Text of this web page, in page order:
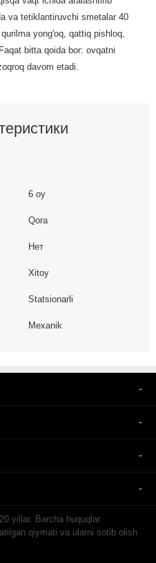
va tetiklantiruvchi smetalar 40
yong'oq, qattiq pishloq,
bitta qoida bor: ovqatni
davom etadi.
6 oy
Qora
Нет
Xitoy
Statsionarli
Mexanik
yillar. Barcha huquqlar
qiymati va ularni sotib olish